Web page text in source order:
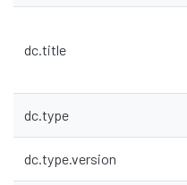
Communities & Collections
dc.title
dc.type
dc.type.version